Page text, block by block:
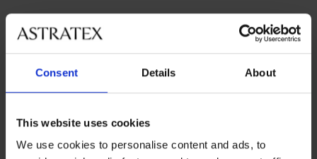
Consent Details About
This website uses cookies
We use cookies to personalise content and ads, to
Korzystne
Obsługa klienta
W dni robocze od 8.00 do 16.00
713 822 963
info@astratex.pl